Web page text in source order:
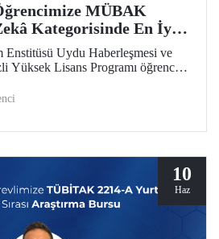
MÜBAK
Kategorisinde En İyi
Uydu Haberleşmesi ve
Yüksek Lisans Programı öğrencisi
Öğrenci Kongresi’nde (MÜBAK
10
Haz